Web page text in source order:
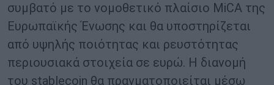
συμβατό με το νομοθετικό πλαίσιο MiCA της
Ευρωπαϊκής Ένωσης και θα υποστηρίζεται
από υψηλής ποιότητας και ρευστότητας
περιουσιακά στοιχεία σε ευρώ. Η διανομή
του stablecoin θα πραγματοποιείται μέσω